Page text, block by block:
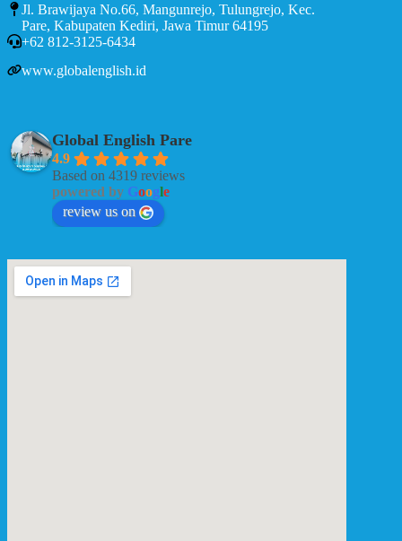
Jl. Brawijaya No.66, Mangunrejo, Tulungrejo, Kec.
Pare, Kabupaten Kediri, Jawa Timur 64195
+62 812-3125-6434
www.globalenglish.id
Global English Pare
4.9
Based on 4319 reviews
powered by Google
review us on